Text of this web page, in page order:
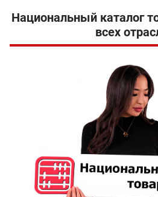
Национальный каталог
всех